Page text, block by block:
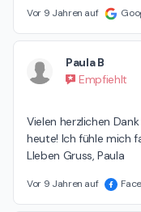
Vor 9 Jahren auf
Paula B
Empfiehlt
Vielen herzlichen
heute! Ich fühle mich
LIeben Gruss, Paula
Vor 9 Jahren auf